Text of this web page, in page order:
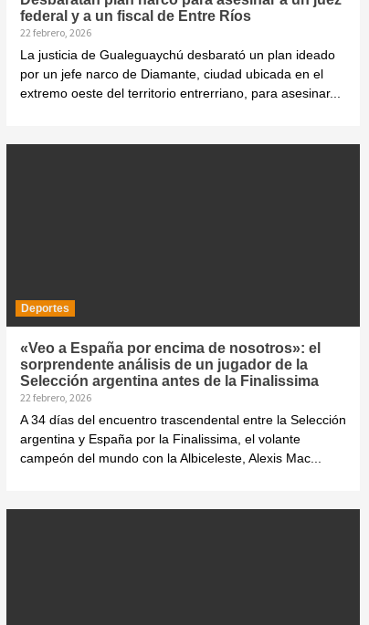
federal y a un fiscal de Entre Ríos
22 febrero, 2026
La justicia de Gualeguaychú desbarató un plan ideado
por un jefe narco de Diamante, ciudad ubicada en el
extremo oeste del territorio entrerriano, para asesinar...
Deportes
«Veo a España por encima de nosotros»: el
sorprendente análisis de un jugador de la
Selección argentina antes de la Finalissima
22 febrero, 2026
A 34 días del encuentro trascendental entre la Selección
argentina y España por la Finalissima, el volante
campeón del mundo con la Albiceleste, Alexis Mac...